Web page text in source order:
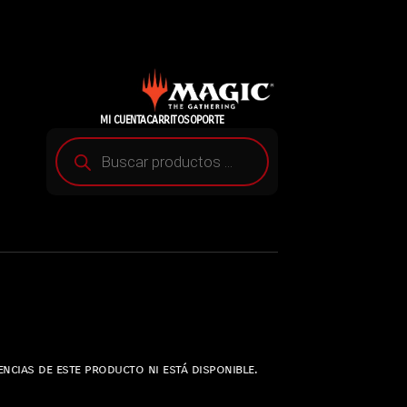
MI CUENTACARRITOSOPORTE
de este producto ni está disponible.